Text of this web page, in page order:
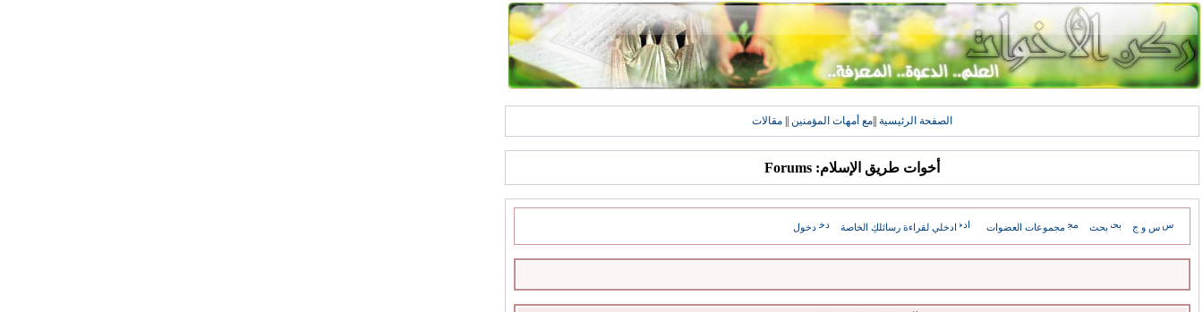
الصفحة الرئيسية مع أمهات المؤمنين مقالات
أخوات طريق الإسلام: Forums
س و ج بحث مجموعات العضوات ادخلي لقراءة رسائلكِ الخاصة دخول